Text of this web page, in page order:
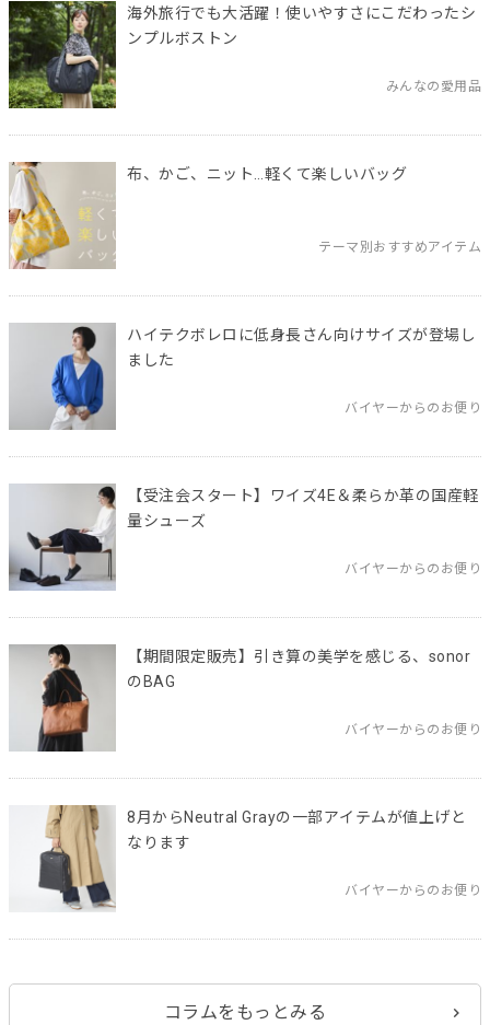
海外旅行でも大活躍！使いやすさにこだわったシ
ンプルボストン
みんなの愛用品
布、かご、ニット…軽くて楽しいバッグ
テーマ別おすすめアイテム
ハイテクボレロに低身長さん向けサイズが登場し
ました
バイヤーからのお便り
【受注会スタート】ワイズ4E＆柔らか革の国産軽
量シューズ
バイヤーからのお便り
【期間限定販売】引き算の美学を感じる、sonor
のBAG
バイヤーからのお便り
8月からNeutral Grayの一部アイテムが値上げと
なります
バイヤーからのお便り
コラムをもっとみる